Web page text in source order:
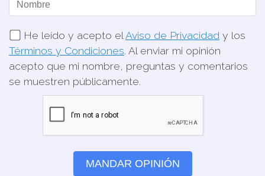
He leído y acepto el Aviso de Privacidad y los
Términos y Condiciones. Al enviar mi opinión
acepto que mi nombre, preguntas y comentarios
se muestren públicamente.
MANDAR OPINIÓN